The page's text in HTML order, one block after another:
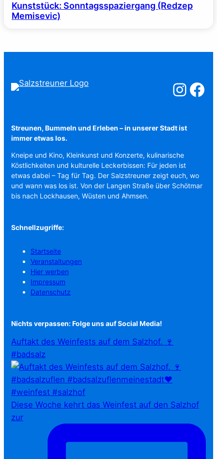
Kunststück: Sonntagsspaziergang (Redzep
Memisevic)
Salzstreuner
Streunen, Bummeln und Erleben – in unserer Stadt ist
immer etwas los.
Kneipe und Kino, Kleinkunst und Konzerte, kulinarische
Köstlichkeiten und kulturelle Leckerbissen: Für jeden ist
etwas dabei – Tag für Tag. Der Salzstreuner zeigt euch, wo
und wann was los ist. Von der Langen Straße über Schötmar
bis nach Lockhausen, Wüsten und Ahmsen.
Schnellzugriffe:
Startseite
Veranstaltungen
Hier werben
Impressum
Datenschutz
Nichts verpassen: Folge uns auf Social Media!
Auftakt des Weinfests auf dem Salzhof. 🍷
#badsalz
Diese Woche kehrt das Weinfest auf den Salzhof
zur